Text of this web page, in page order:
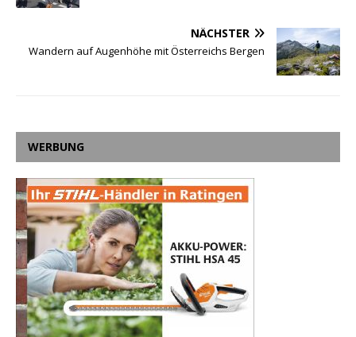
NÄCHSTER
Wandern auf Augenhöhe mit Österreichs Bergen
WERBUNG